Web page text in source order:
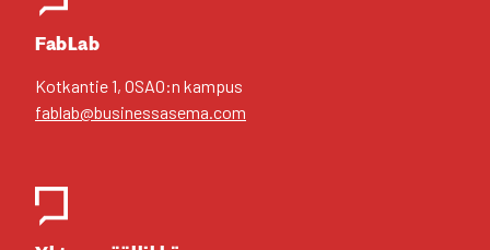
FabLab
Kot­kan­tie 1, OSAO:n kam­pus
fablab@businessasema.com